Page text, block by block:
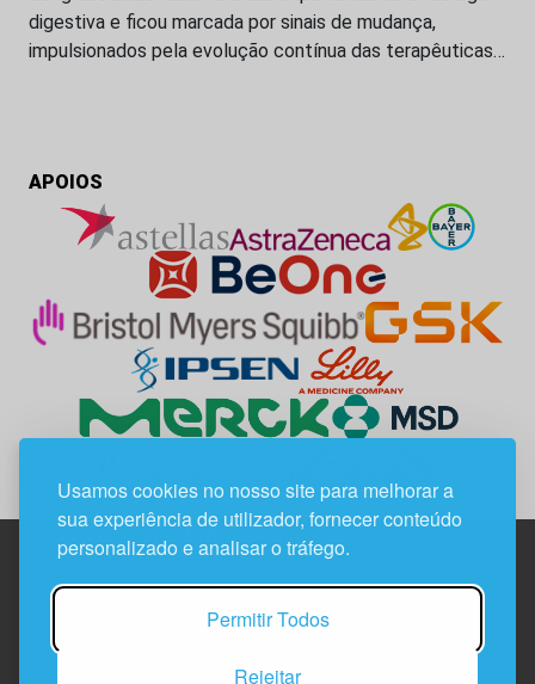
Usamos cookies no nosso site para melhorar a
sua experiência de utilizador, fornecer conteúdo
personalizado e analisar o tráfego.
Permitir Todos
Rejeitar
digestiva e ficou marcada por sinais de mudança,
impulsionados pela evolução contínua das terapêuticas…
APOIOS
Edif. Lisboa Oriente | Av. Infante D. Henrique, n.º 333H, esc.
1800-282 Lisboa | Portugal